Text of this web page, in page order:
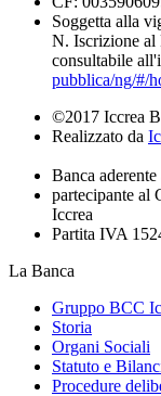
Soggetta alla
N. Iscrizione
consultabile
pubblica/ng/#/
©2017 Iccrea
Realizzato da
Banca
partecipante al
Iccrea
Partita IVA
La Banca
Gruppo BCC
Storia
Organi Sociali
Statuto e
Procedure